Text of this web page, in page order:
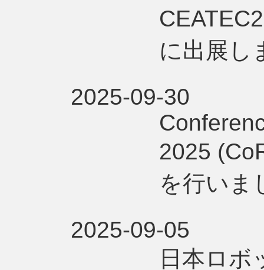
に出展し
2025-09-30
2025
を行いま
2025-09-05
日本ロボ